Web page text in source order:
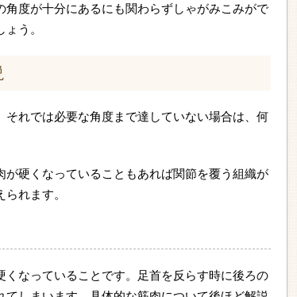
度が十分にあるにも関わらずしゃがみこみがで
う。
れでは必要な角度まで達していない場合は、何
硬くなっていることもあれば関節を覆う組織が
れます。
なっていることです。足首を反らす時に後ろの